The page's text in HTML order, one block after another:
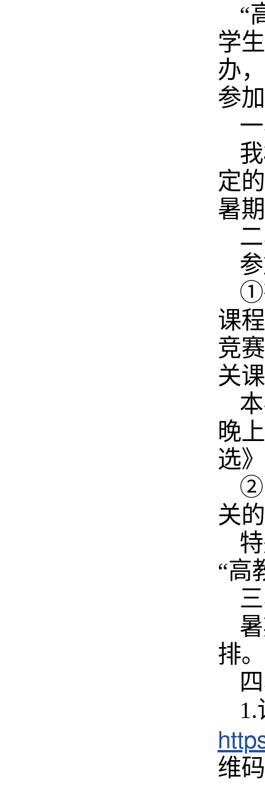
“
学
办
参
定
暑
①
课
竞
关
晚
选
②
关
“高
排。
维